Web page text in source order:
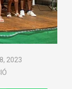
2023